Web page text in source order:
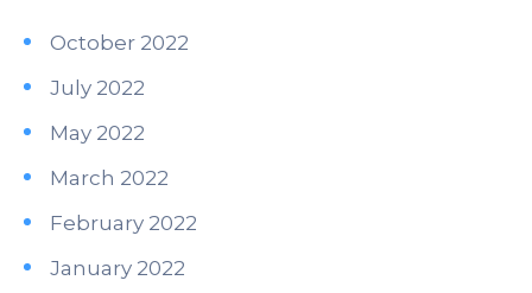
October 2022
July 2022
May 2022
March 2022
February 2022
January 2022